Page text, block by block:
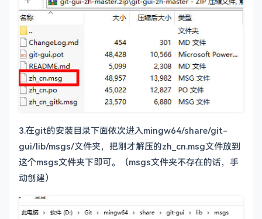
3.在git的安装目录下面依次进入mingw64/share/git-
gui/lib/msgs/文件夹，把刚才解压的zh_cn.msg文件放到
这个msgs文件夹下即可。（msgs文件夹不存在的话，手
动创建）